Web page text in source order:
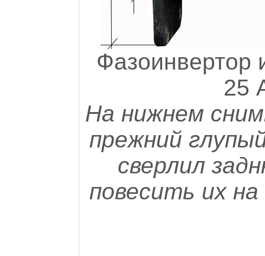
Фазоинвертор
25
На нижнем
прежний
сверлил
повесить их